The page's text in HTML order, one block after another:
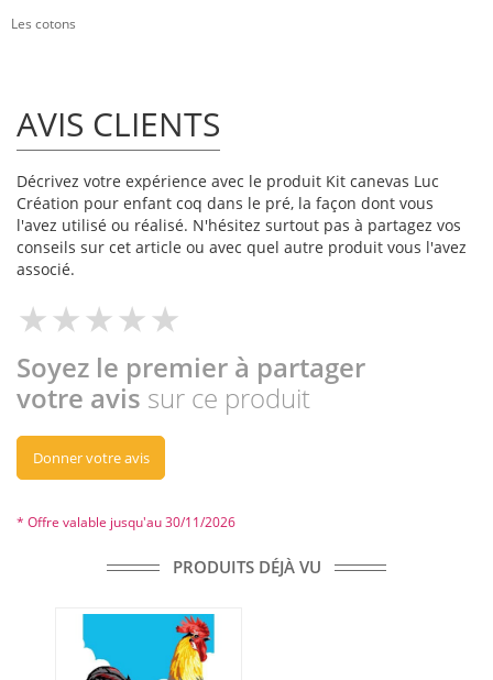
Les cotons
AVIS CLIENTS
Décrivez votre expérience avec le produit Kit canevas Luc
Création pour enfant coq dans le pré, la façon dont vous
l'avez utilisé ou réalisé. N'hésitez surtout pas à partagez vos
conseils sur cet article ou avec quel autre produit vous l'avez
associé.
Soyez le premier à partager
votre avis sur ce produit
Donner votre avis
* Offre valable jusqu'au 30/11/2026
PRODUITS DÉJÀ VU